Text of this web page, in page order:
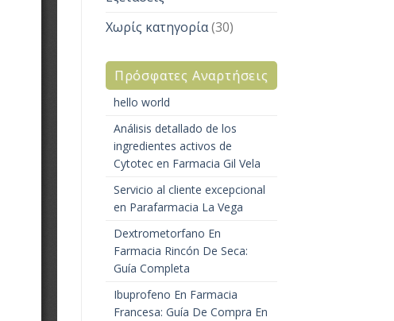
Χωρίς κατηγορία(30)
Πρόσφατες Αναρτήσεις
hello world
Análisis detallado de los
ingredientes activos de
Cytotec en Farmacia Gil Vela
Servicio al cliente excepcional
en Parafarmacia La Vega
Dextrometorfano En
Farmacia Rincón De Seca:
Guía Completa
Ibuprofeno En Farmacia
Francesa: Guía De Compra En